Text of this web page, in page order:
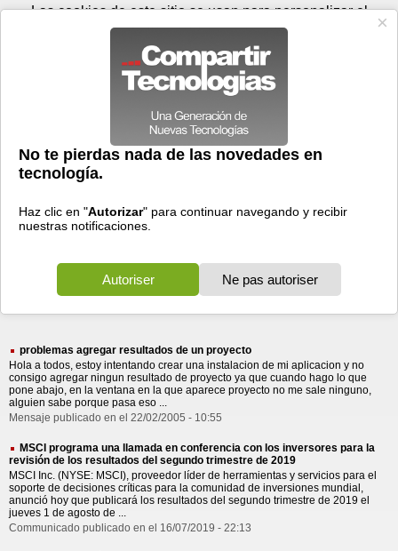
Prensa Videos
> resultados del
resultados del
6350 resultados Ordenar por fecha-Ordenar por pertinencia
problemas agregar resultados de un proyecto
Hola a todos, estoy intentando crear una instalacion de mi aplicacion y no
consigo agregar ningun resultado de proyecto ya que cuando hago lo que
pone abajo, en la ventana en la que aparece proyecto no me sale ninguno,
alguien sabe porque pasa eso ...
Mensaje publicado en el 22/02/2005 - 10:55
MSCI programa una llamada en conferencia con los inversores para la
revisión de los resultados del segundo trimestre de 2019
MSCI Inc. (NYSE: MSCI), proveedor líder de herramientas y servicios para el
soporte de decisiones críticas para la comunidad de inversiones mundial,
anunció hoy que publicará los resultados del segundo trimestre de 2019 el
jueves 1 de agosto de ...
Communicado publicado en el 16/07/2019 - 22:13
Sábado 08 de agosto - 14:55 Registrar Conectar
Las cookies de este sitio se usan para personalizar el
contenido y los anuncios, para ofrecer funciones de medios
sociales y para analizar el tráfico. Además, compartimos
información sobre el uso que haga del sitio web con nuestros
partners de medios sociales, de publicidad y de análisis
web.
OK